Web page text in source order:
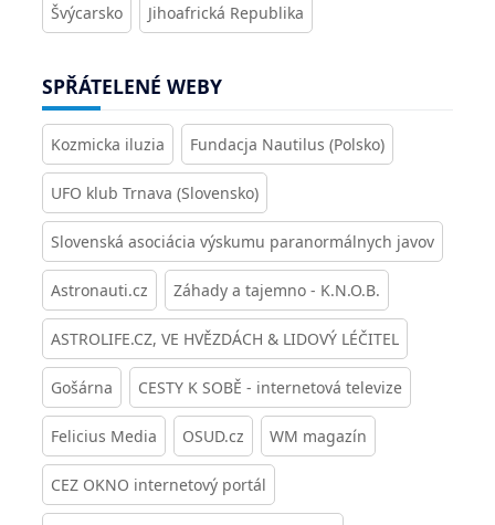
Švýcarsko Jihoafrická Republika
SPŘÁTELENÉ WEBY
Kozmicka iluzia Fundacja Nautilus (Polsko)
UFO klub Trnava (Slovensko)
Slovenská asociácia výskumu paranormálnych javov
Astronauti.cz Záhady a tajemno - K.N.O.B.
ASTROLIFE.CZ, VE HVĚZDÁCH & LIDOVÝ LÉČITEL
Gošárna CESTY K SOBĚ - internetová televize
Felicius Media OSUD.cz WM magazín
CEZ OKNO internetový portál